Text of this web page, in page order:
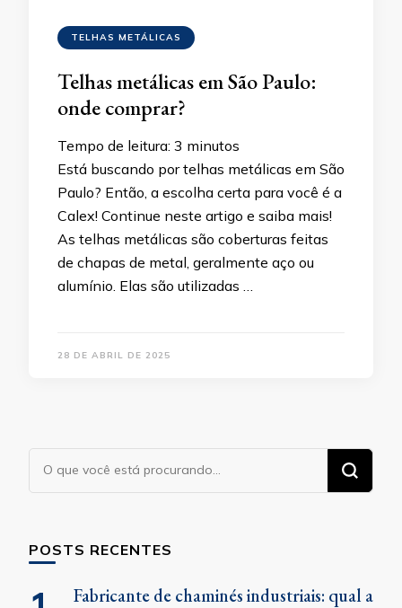
TELHAS METÁLICAS
Telhas metálicas em São Paulo:
onde comprar?
Tempo de leitura: 3 minutos
Está buscando por telhas metálicas em São
Paulo? Então, a escolha certa para você é a
Calex! Continue neste artigo e saiba mais!
As telhas metálicas são coberturas feitas
de chapas de metal, geralmente aço ou
alumínio. Elas são utilizadas …
28 DE ABRIL DE 2025
Procurando
algo?
POSTS RECENTES
Fabricante de chaminés industriais: qual a